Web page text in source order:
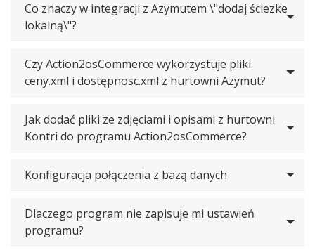
Co znaczy w integracji z Azymutem \"dodaj ściezke
lokalną\"?
Czy Action2osCommerce wykorzystuje pliki
ceny.xml i dostępnosc.xml z hurtowni Azymut?
Jak dodać pliki ze zdjęciami i opisami z hurtowni
Kontri do programu Action2osCommerce?
Konfiguracja połączenia z bazą danych
Dlaczego program nie zapisuje mi ustawień
programu?